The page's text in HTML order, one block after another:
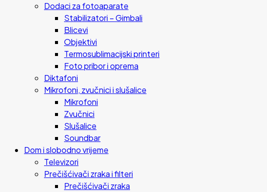
Dodaci za fotoaparate
Stabilizatori – Gimbali
Blicevi
Objektivi
Termosublimacijski printeri
Foto pribor i oprema
Diktafoni
Mikrofoni, zvučnici i slušalice
Mikrofoni
Zvučnici
Slušalice
Soundbar
Dom i slobodno vrijeme
Televizori
Prečišćivači zraka i filteri
Prečišćivači zraka